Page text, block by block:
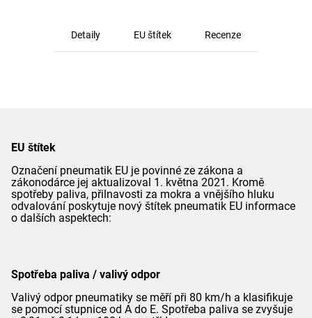
Detaily EU štítek Recenze
EU štítek
Označení pneumatik EU je povinné ze zákona a
zákonodárce jej aktualizoval 1. května 2021. Kromě
spotřeby paliva, přilnavosti za mokra a vnějšího hluku
odvalování poskytuje nový štítek pneumatik EU informace
o dalších aspektech:
Spotřeba paliva / valivý odpor
Valivý odpor pneumatiky se měří při 80 km/h a klasifikuje
se pomocí stupnice od A do E. Spotřeba paliva se zvyšuje